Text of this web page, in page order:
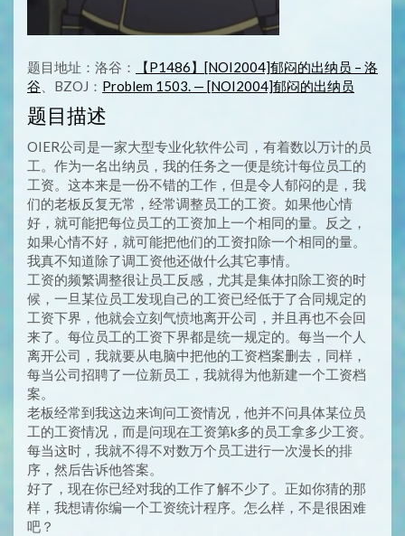
题目地址：洛谷：
【P1486】[NOI2004]郁闷的出纳员 – 洛
谷 、BZOJ： Problem 1503. — [NOI2004]郁闷的出纳员
题目描述
OIER公司是一家大型专业化软件公司，有着数以万计的员
工。作为一名出纳员，我的任务之一便是统计每位员工的
工资。这本来是一份不错的工作，但是令人郁闷的是，我
们的老板反复无常，经常调整员工的工资。如果他心情
好，就可能把每位员工的工资加上一个相同的量。反之，
如果心情不好，就可能把他们的工资扣除一个相同的量。
我真不知道除了调工资他还做什么其它事情。
工资的频繁调整很让员工反感，尤其是集体扣除工资的时
候，一旦某位员工发现自己的工资已经低于了合同规定的
工资下界，他就会立刻气愤地离开公司，并且再也不会回
来了。每位员工的工资下界都是统一规定的。每当一个人
离开公司，我就要从电脑中把他的工资档案删去，同样，
每当公司招聘了一位新员工，我就得为他新建一个工资档
案。
老板经常到我这边来询问工资情况，他并不问具体某位员
工的工资情况，而是问现在工资第k多的员工拿多少工资。
每当这时，我就不得不对数万个员工进行一次漫长的排
序，然后告诉他答案。
好了，现在你已经对我的工作了解不少了。正如你猜的那
样，我想请你编一个工资统计程序。怎么样，不是很困难
吧？